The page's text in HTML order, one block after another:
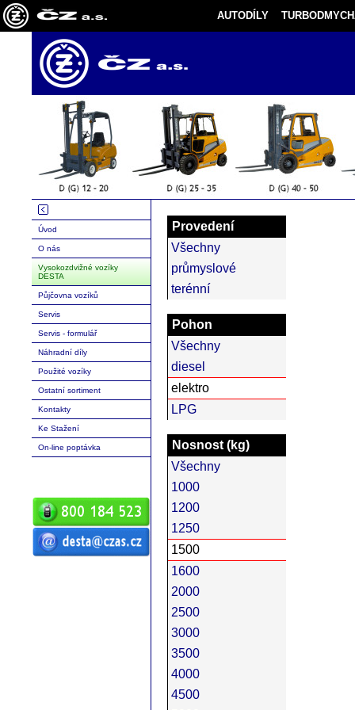
AUTODÍLY
Úvod
O nás
Vysokozdvižné vozíky
DESTA
Půjčovna vozíků
Servis
Servis - formulář
Náhradní díly
Použité vozíky
Ostatní sortiment
Kontakty
Ke Stažení
On-line poptávka
Provedení
Všechny
průmyslové
terénní
Pohon
Všechny
diesel
elektro
LPG
Nosnost (kg)
Všechny
1000
1200
1250
1500
1600
2000
2500
3000
3500
4000
4500